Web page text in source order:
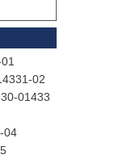
02
01433
04